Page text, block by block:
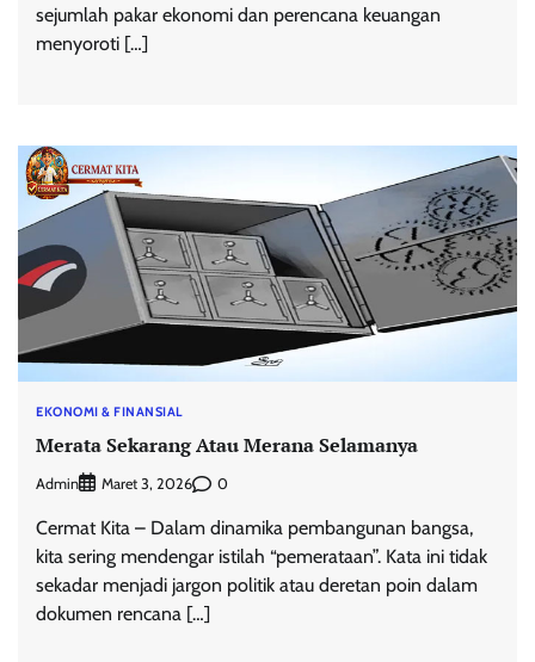
sejumlah pakar ekonomi dan perencana keuangan
menyoroti […]
EKONOMI & FINANSIAL
Merata Sekarang Atau Merana Selamanya
Admin Maret 3, 2026 0
Cermat Kita – Dalam dinamika pembangunan bangsa,
kita sering mendengar istilah “pemerataan”. Kata ini tidak
sekadar menjadi jargon politik atau deretan poin dalam
dokumen rencana […]